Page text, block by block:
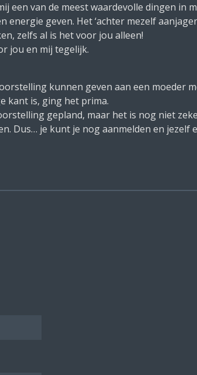
een van de meest waardevolle dingen in
energie geven. Het ‘achter mezelf
zelfs al is het voor jou alleen!
jou en mij tegelijk.
kunnen geven aan een moeder
kant is, ging het prima.
gepland, maar het is nog niet
Dus… je kunt je nog aanmelden en jezelf